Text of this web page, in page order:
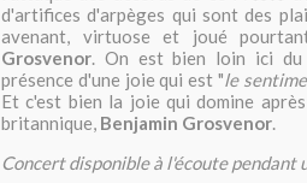
d'artifices d'arpèges qui sont des
avenant, virtuose et joué
Grosvenor. On est bien loin ici du
présence d'une joie qui est "le
Et c'est bien la joie qui domine
britannique, Benjamin Grosvenor.
Concert disponible à l'écoute pendant